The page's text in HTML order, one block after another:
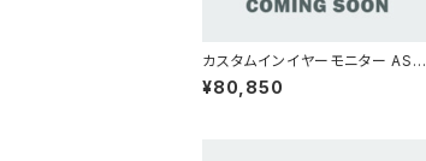
カスタムインイヤーモニター ASM
-03
¥80,850